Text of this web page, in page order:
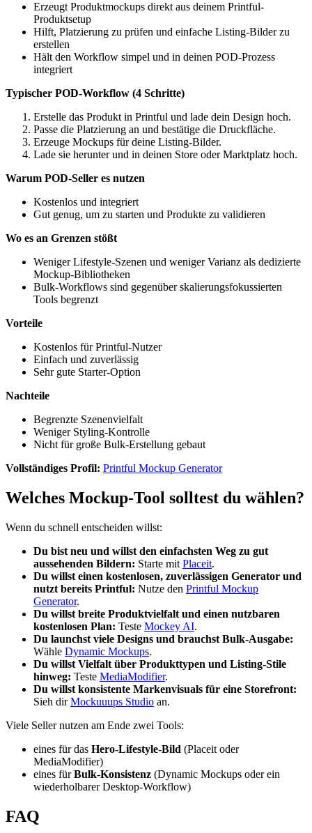
Erzeugt Produktmockups direkt aus deinem Printful-
Produktsetup
Hilft, Platzierung zu prüfen und einfache Listing-Bilder zu
erstellen
Hält den Workflow simpel und in deinen POD-Prozess
integriert
Typischer POD-Workflow (4 Schritte)
Erstelle das Produkt in Printful und lade dein Design hoch.
Passe die Platzierung an und bestätige die Druckfläche.
Erzeuge Mockups für deine Listing-Bilder.
Lade sie herunter und in deinen Store oder Marktplatz hoch.
Warum POD-Seller es nutzen
Kostenlos und integriert
Gut genug, um zu starten und Produkte zu validieren
Wo es an Grenzen stößt
Weniger Lifestyle-Szenen und weniger Varianz als dedizierte
Mockup-Bibliotheken
Bulk-Workflows sind gegenüber skalierungsfokussierten
Tools begrenzt
Vorteile
Kostenlos für Printful-Nutzer
Einfach und zuverlässig
Sehr gute Starter-Option
Nachteile
Begrenzte Szenenvielfalt
Weniger Styling-Kontrolle
Nicht für große Bulk-Erstellung gebaut
Vollständiges Profil: Printful Mockup Generator
Welches Mockup-Tool solltest du wählen?
Wenn du schnell entscheiden willst:
Du bist neu und willst den einfachsten Weg zu gut
aussehenden Bildern: Starte mit Placeit.
Du willst einen kostenlosen, zuverlässigen Generator und
nutzt bereits Printful: Nutze den Printful Mockup
Generator.
Du willst breite Produktvielfalt und einen nutzbaren
kostenlosen Plan: Teste Mockey AI.
Du launchst viele Designs und brauchst Bulk-Ausgabe:
Wähle Dynamic Mockups.
Du willst Vielfalt über Produkttypen und Listing-Stile
hinweg: Teste MediaModifier.
Du willst konsistente Markenvisuals für eine Storefront:
Sieh dirMockuuups Studio an.
Viele Seller nutzen am Ende zwei Tools:
eines für das Hero-Lifestyle-Bild (Placeit oder
MediaModifier)
eines fürBulk-Konsistenz (Dynamic Mockups oder ein
wiederholbarer Desktop-Workflow)
FAQ